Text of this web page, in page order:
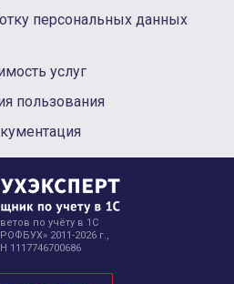
персональных данных
услуг
пользования
по учёту в 1С
2011-2026 г.,
1117746700686